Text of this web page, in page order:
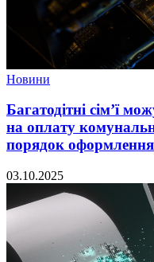
Новини
Багатодітні сім’ї
на оплату
порядок оформлення
03.10.2025